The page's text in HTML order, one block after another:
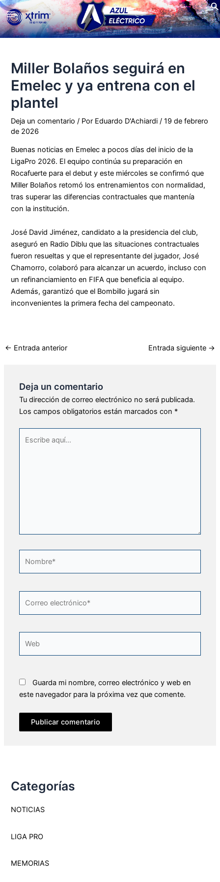
Ir
al
contenido
Main
Menu
Miller Bolaños seguirá en
Emelec y ya entrena con el
plantel
Deja un comentario / Por Eduardo D'Achiardi/19 de febrero
de 2026
Buenas noticias en Emelec a pocos días del inicio de la
LigaPro 2026. El equipo continúa su preparación en
Rocafuerte para el debut y este miércoles se confirmó que
Miller Bolaños retomó los entrenamientos con normalidad,
tras superar las diferencias contractuales que mantenía
con la institución.
José David Jiménez, candidato a la presidencia del club,
aseguró en Radio Diblu que las situaciones contractuales
fueron resueltas y que el representante del jugador, José
Chamorro, colaboró para alcanzar un acuerdo, incluso con
un refinanciamiento en FIFA que beneficia al equipo.
Además, garantizó que el Bombillo jugará sin
inconvenientes la primera fecha del campeonato.
← Entrada anterior Entrada siguiente →
Deja un comentario
Tu dirección de correo electrónico no será publicada.
Los campos obligatorios están marcados con *
aquí...
electrónico*
Guarda mi nombre, correo electrónico y web en
este navegador para la próxima vez que comente.
Categorías
NOTICIAS
LIGA PRO
MEMORIAS